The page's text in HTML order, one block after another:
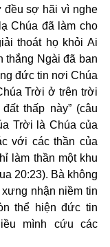
đều sợ hãi vì nghe
Chúa đã làm cho
thoát họ khỏi Ai
thắng Ngài đã ban
đức tin nơi Chúa
Trời ở trên trời
thấp này” (câu
Trời là Chúa của
với các thần của
làm thần một khu
20:23). Bà không
nhận niềm tin
thể hiện đức tin
mình cứu các